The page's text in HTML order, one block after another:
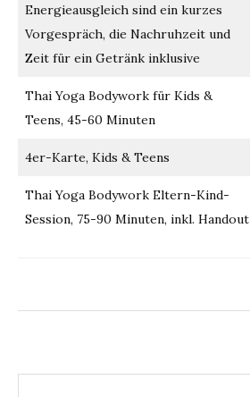
Energieausgleich sind ein kurzes
Vorgespräch, die Nachruhzeit und
Zeit für ein Getränk inklusive
Thai Yoga Bodywork für Kids &
Teens, 45-60 Minuten
4er-Karte, Kids & Teens
Thai Yoga Bodywork Eltern-Kind-
Session, 75-90 Minuten, inkl. Handout